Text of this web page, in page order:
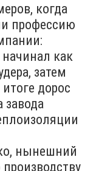
когда
профессию
как
затем
дорос
завода
нынешний